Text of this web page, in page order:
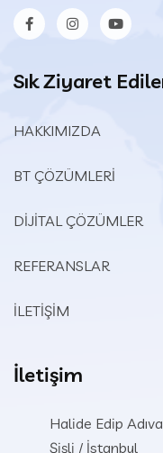
Sık Ziyaret
HAKKIMIZDA
BT ÇÖZÜMLERİ
DİJİTAL ÇÖZÜMLER
REFERANSLAR
İLETİŞİM
İletişim
Halide Edip
Şişli / İstanbul